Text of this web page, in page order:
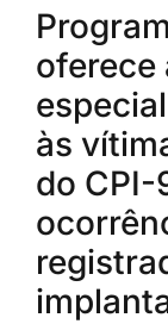
oferece
às
do CPI-